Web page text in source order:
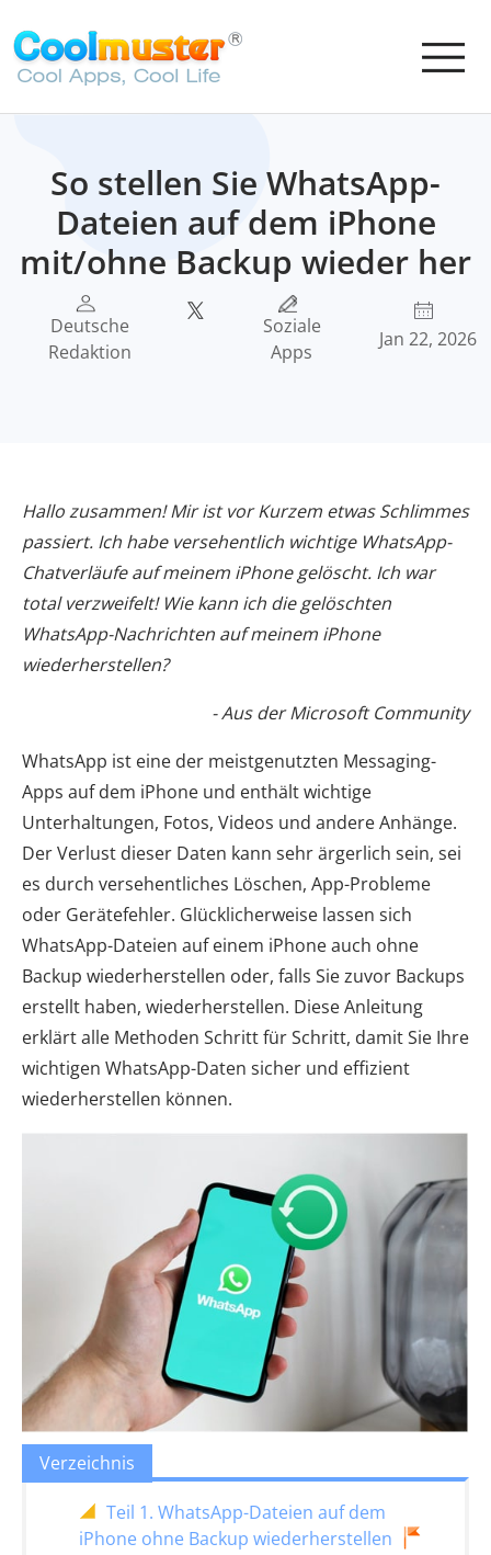
So stellen Sie WhatsApp-
Dateien auf dem iPhone
mit/ohne Backup wieder her
Deutsche
Redaktion
Soziale
Apps
Jan 22, 2026
Hallo zusammen! Mir ist vor Kurzem etwas Schlimmes
passiert. Ich habe versehentlich wichtige WhatsApp-
Chatverläufe auf meinem iPhone gelöscht. Ich war
total verzweifelt! Wie kann ich die gelöschten
WhatsApp-Nachrichten auf meinem iPhone
wiederherstellen?
- Aus der Microsoft Community
WhatsApp ist eine der meistgenutzten Messaging-
Apps auf dem iPhone und enthält wichtige
Unterhaltungen, Fotos, Videos und andere Anhänge.
Der Verlust dieser Daten kann sehr ärgerlich sein, sei
es durch versehentliches Löschen, App-Probleme
oder Gerätefehler. Glücklicherweise lassen sich
WhatsApp-Dateien auf einem iPhone auch ohne
Backup wiederherstellen oder, falls Sie zuvor Backups
erstellt haben, wiederherstellen. Diese Anleitung
erklärt alle Methoden Schritt für Schritt, damit Sie Ihre
wichtigen WhatsApp-Daten sicher und effizient
wiederherstellen können.
Verzeichnis
Teil 1. WhatsApp-Dateien auf dem
iPhone ohne Backup wiederherstellen